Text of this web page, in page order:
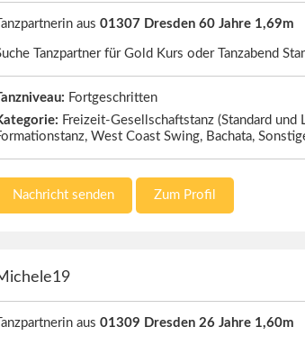
aus 01307 Dresden 60 Jahre 1,69m
Tanzpartner für Gold Kurs oder Tanzabend
Fortgeschritten
Freizeit-Gesellschaftstanz (Standard und
West Coast Swing, Bachata,
Nachricht senden Zum Profil
aus 01309 Dresden 26 Jahre 1,60m